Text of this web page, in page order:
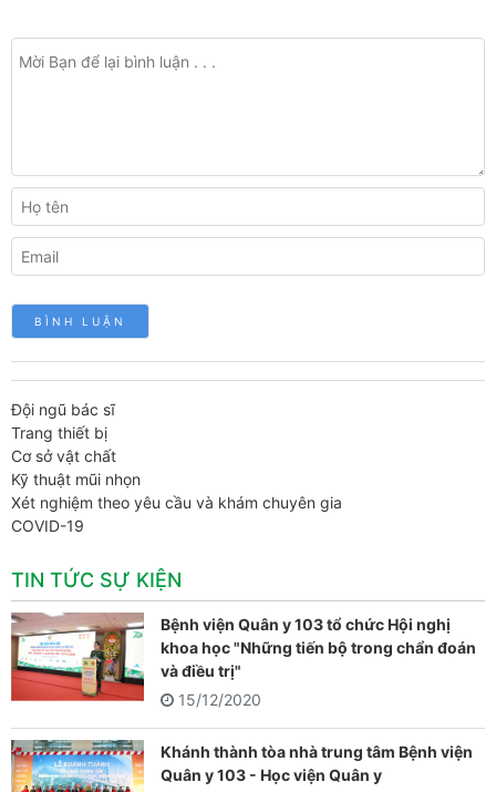
Đội ngũ bác sĩ
Trang thiết bị
Cơ sở vật chất
Kỹ thuật mũi nhọn
Xét nghiệm theo yêu cầu và khám chuyên gia
COVID-19
TIN TỨC SỰ KIỆN
Bệnh viện Quân y 103 tổ chức Hội nghị
khoa học "Những tiến bộ trong chẩn đoán
và điều trị"
15/12/2020
Khánh thành tòa nhà trung tâm Bệnh viện
Quân y 103 - Học viện Quân y